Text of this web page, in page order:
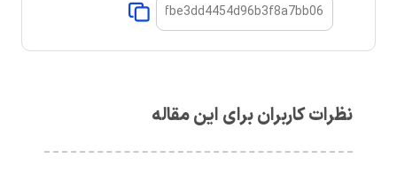
نظرات کاربران برای این مقاله